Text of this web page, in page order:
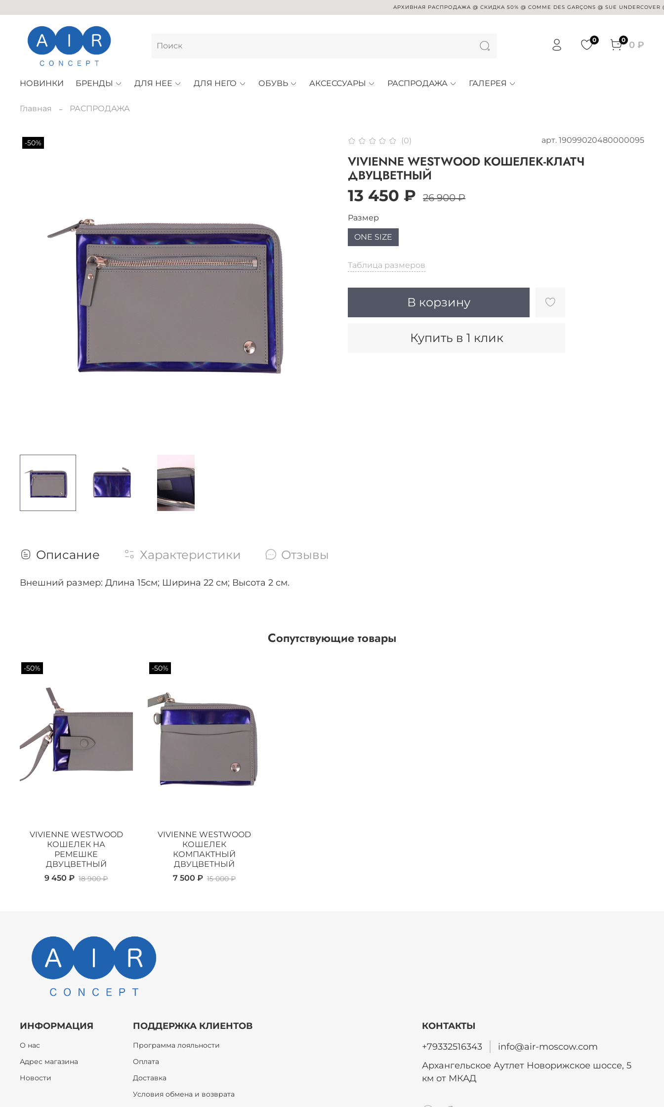
АРХИВНАЯ РАСПРОДАЖА @ СКИДКА 50% @ COMME DES GARÇONS @ SUE UNDERCOVER @ AZS
0 0 0 ₽
НОВИНКИ БРЕНДЫ ДЛЯ НЕЕ ДЛЯ НЕГО ОБУВЬ АКСЕССУАРЫ РАСПРОДАЖА ГАЛЕРЕЯ
Главная РАСПРОДАЖА
-50% (0) арт. 19099020480000095
VIVIENNE WESTWOOD КОШЕЛЕК-КЛАТЧ
ДВУЦВЕТНЫЙ
13 450 ₽ 26 900 ₽
Таблица размеров
В корзину
Купить в 1 клик
Размер
ONE SIZE
Описание Характеристики Отзывы
Внешний размер: Длина 15см; Ширина 22 см; Высота 2 см.
Сопутствующие товары
-50%
VIVIENNE WESTWOOD
КОШЕЛЕК НА
РЕМЕШКЕ
ДВУЦВЕТНЫЙ
9 450 ₽ 18 900 ₽
-50%
VIVIENNE WESTWOOD
КОШЕЛЕК
КОМПАКТНЫЙ
ДВУЦВЕТНЫЙ
7 500 ₽ 15 000 ₽
ИНФОРМАЦИЯ
О нас
Адрес магазина
Новости
ПОДДЕРЖКА КЛИЕНТОВ
Программа лояльности
Оплата
Доставка
Условия обмена и возврата
КОНТАКТЫ
+79332516343
info@air-moscow.com
Архангельское Аутлет Новорижское шоссе, 5
км от МКАД